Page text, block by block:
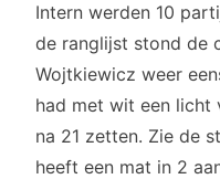
Intern werden 10
de ranglijst stond de
Wojtkiewicz weer
had met wit een licht
na 21 zetten. Zie de
heeft een mat in 2